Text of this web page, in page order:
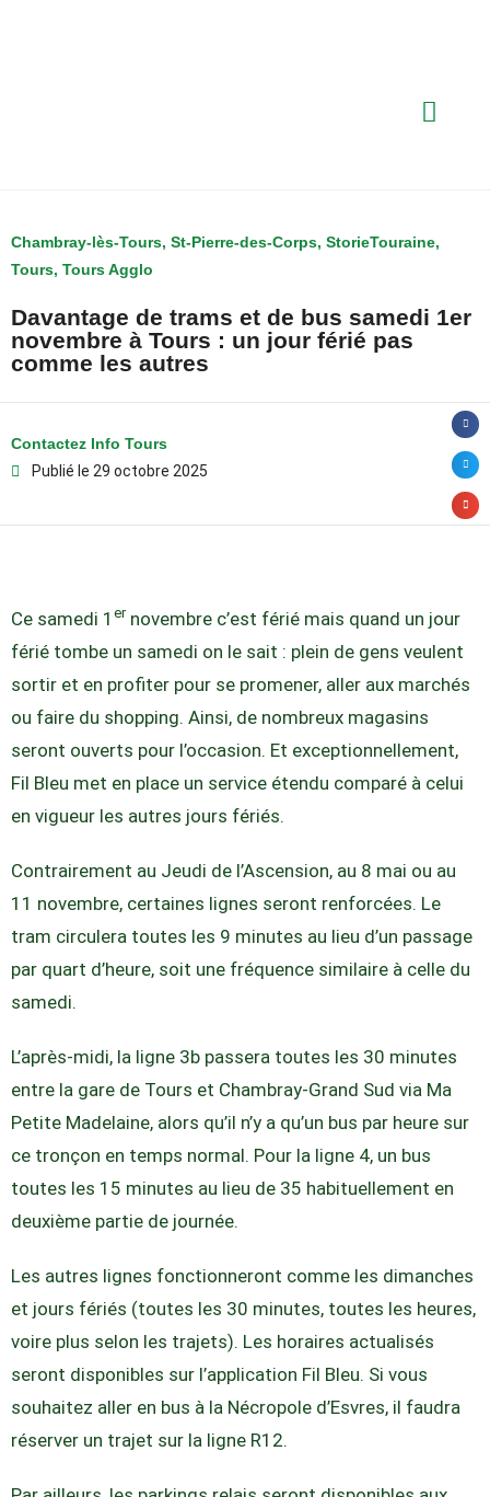
Chambray-lès-Tours, St-Pierre-des-Corps, StorieTouraine,
Tours, Tours Agglo
Davantage de trams et de bus samedi 1er
novembre à Tours : un jour férié pas
comme les autres
Contactez Info Tours
Publié le 29 octobre 2025
Ce samedi 1 er novembre c’est férié mais quand un jour
férié tombe un samedi on le sait : plein de gens veulent
sortir et en profiter pour se promener, aller aux marchés
ou faire du shopping. Ainsi, de nombreux magasins
seront ouverts pour l’occasion. Et exceptionnellement,
Fil Bleu met en place un service étendu comparé à celui
en vigueur les autres jours fériés.
Contrairement au Jeudi de l’Ascension, au 8 mai ou au
11 novembre, certaines lignes seront renforcées. Le
tram circulera toutes les 9 minutes au lieu d’un passage
par quart d’heure, soit une fréquence similaire à celle du
samedi.
L’après-midi, la ligne 3b passera toutes les 30 minutes
entre la gare de Tours et Chambray-Grand Sud via Ma
Petite Madelaine, alors qu’il n’y a qu’un bus par heure sur
ce tronçon en temps normal. Pour la ligne 4, un bus
toutes les 15 minutes au lieu de 35 habituellement en
deuxième partie de journée.
Les autres lignes fonctionneront comme les dimanches
et jours fériés (toutes les 30 minutes, toutes les heures,
voire plus selon les trajets). Les horaires actualisés
seront disponibles sur l’application Fil Bleu. Si vous
souhaitez aller en bus à la Nécropole d’Esvres, il faudra
réserver un trajet sur la ligne R12.